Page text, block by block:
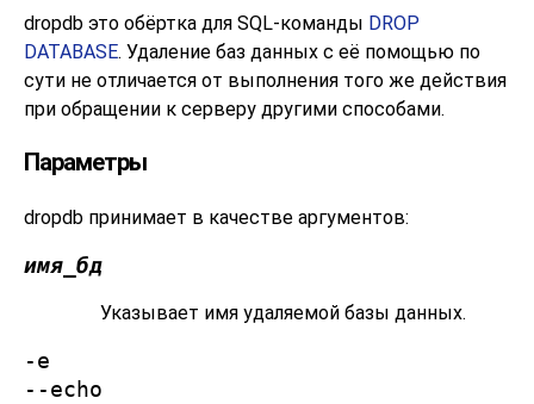
dropdb это обёртка для SQL-команды DROP
DATABASE. Удаление баз данных с её помощью по
сути не отличается от выполнения того же действия
при обращении к серверу другими способами.
Параметры
dropdb принимает в качестве аргументов:
имя_бд
Указывает имя удаляемой базы данных.
-e
--echo